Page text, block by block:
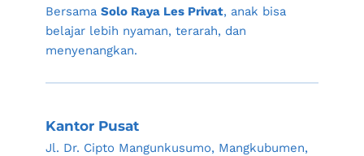
Bersama Solo Raya Les Privat, anak bisa
belajar lebih nyaman, terarah, dan
menyenangkan.
Kantor Pusat
Jl. Dr. Cipto Mangunkusumo, Mangkubumen,